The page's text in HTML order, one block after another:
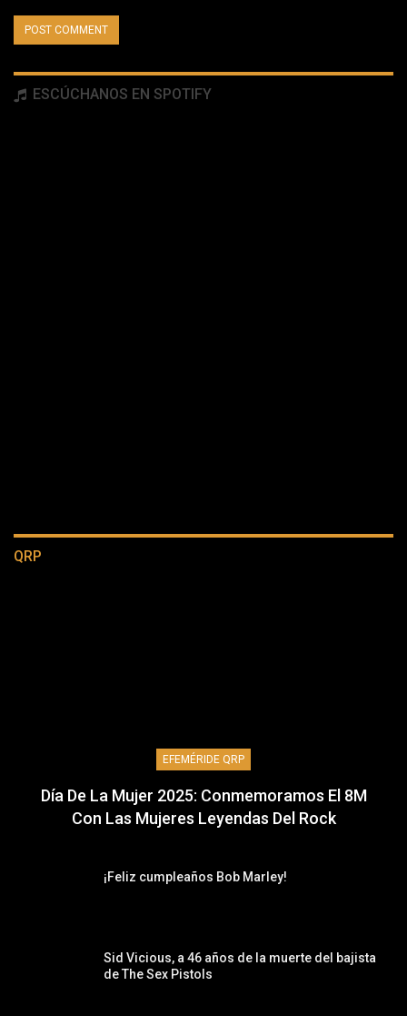
ESCÚCHANOS EN SPOTIFY
QRP
EFEMÉRIDE QRP
Día De La Mujer 2025: Conmemoramos El 8M
Con Las Mujeres Leyendas Del Rock
¡Feliz cumpleaños Bob Marley!
Sid Vicious, a 46 años de la muerte del bajista
de The Sex Pistols